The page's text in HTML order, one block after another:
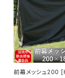
AN】
前幕メッシュ200